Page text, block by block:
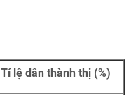
Tỉ lệ dân thành thị (%)